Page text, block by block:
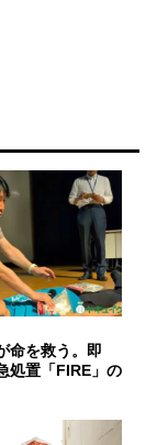
命を救う。即
処置「FIRE」の